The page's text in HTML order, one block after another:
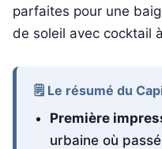
parfaites pour une
de soleil avec cocktail
🗒️ Le résumé du
Première
urbaine où